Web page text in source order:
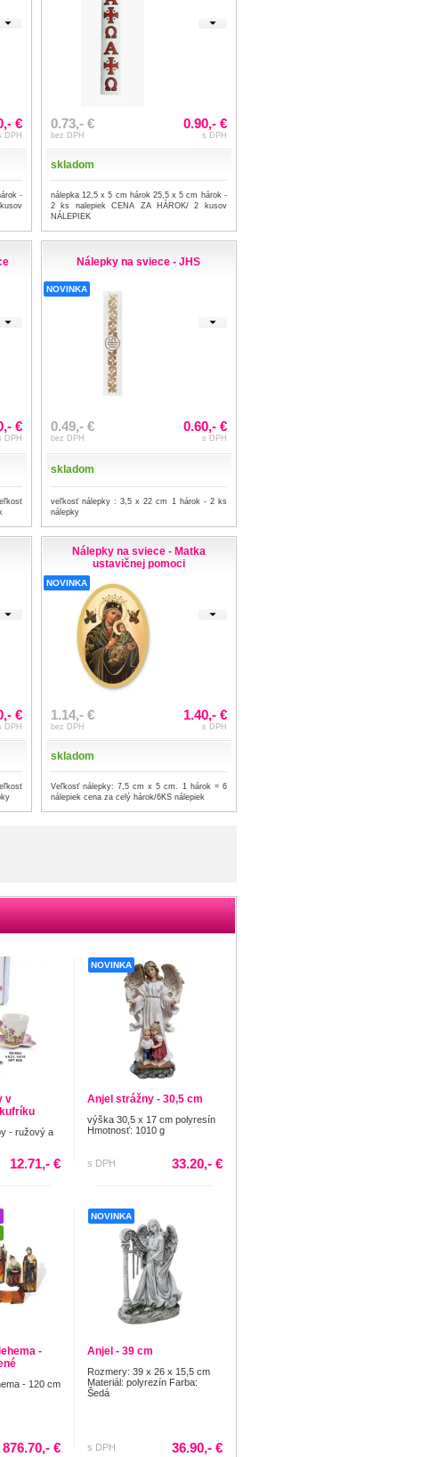
€
DPH
-
0.73,- €
bez DPH
0.90,- €
s DPH
skladom
nálepka 12,5 x 5 cm hárok 25,5 x 5 cm hárok -
2 ks nalepiek CENA ZA HÁROK/ 2 kusov
NÁLEPIEK
€
DPH
Nálepky na sviece - JHS
NOVINKA
0.49,- €
bez DPH
0.60,- €
s DPH
skladom
veľkosť nálepky : 3,5 x 22 cm 1 hárok - 2 ks
nálepky
€
DPH
Nálepky na sviece - Matka
ustavičnej pomoci
NOVINKA
1.14,- €
bez DPH
1.40,- €
s DPH
skladom
Veľkosť nálepky: 7,5 cm x 5 cm. 1 hárok = 6
nálepiek cena za celý hárok/6KS nálepiek
v
- ružový a
12.71,- €
NOVINKA
Anjel strážny - 30,5 cm
výška 30,5 x 17 cm polyresín
Hmotnosť: 1010 g
s DPH 33.20,- €
-
- 120 cm
876.70,- €
NOVINKA
Anjel - 39 cm
Rozmery: 39 x 26 x 15,5 cm
Materiál: polyrezín Farba:
Šedá
s DPH 36.90,- €